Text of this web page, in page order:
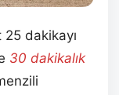
dakikayı
30 dakikalık